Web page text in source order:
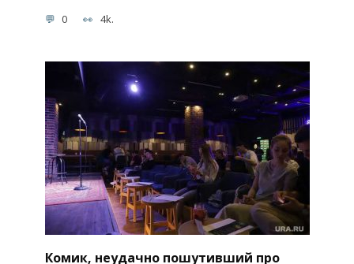
0 4k.
Комик, неудачно пошутивший про